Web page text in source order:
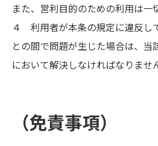
また、営利目的のための利用は一
４ 利用者が本条の規定に違反し
との間で問題が生じた場合は、当
において解決しなければなりませ
（免責事項）